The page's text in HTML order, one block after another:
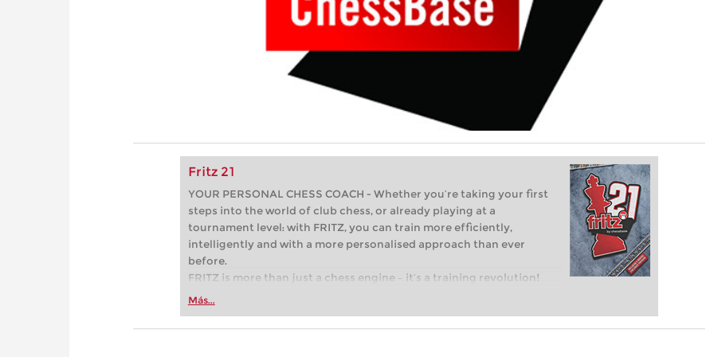
Fritz 21
YOUR PERSONAL CHESS COACH - Whether you’re taking your first
steps into the world of club chess, or already playing at a
tournament level: with FRITZ, you can train more efficiently,
intelligently and with a more personalised approach than ever
before.
FRITZ is more than just a chess engine – it’s a training revolution!
Whether you’re taking your first steps into the world of club chess,
more efficiently, intelligently and with a more personalised
Más...